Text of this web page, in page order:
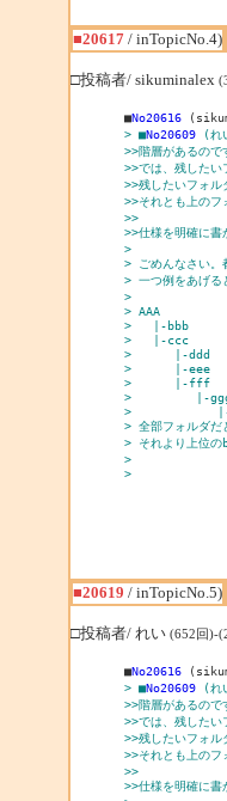
■20617/ inTopicNo.4)
□投稿者/ sikuminalex
■No20616
> ■No20609 (れ
>>階層があるので
>>では、残したい
>>残したいフォル
>>それとも上のフ
>>
>>仕様を明確に書
>
> ごめんなさい。
> 一つ例をあげる
>
> AAA
>   |-bbb
>   |-ccc
>      |-ddd
>      |-eee
>      |-fff
>         |-
>            |-
> 全部フォルダ
> それより上位の
>
>
■20619 / inTopicNo.5)
□投稿者/ れい (652回)-
■No20616
> ■No20609 (れ
>>階層があるので
>>では、残したい
>>残したいフォル
>>それとも上のフ
>>
>>仕様を明確に書